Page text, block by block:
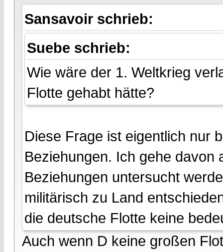
Sansavoir schrieb:
Suebe schrieb:
Wie wäre der 1. Weltkrieg
Flotte gehabt hätte?
Diese Frage ist eigentlich nur
Beziehungen. Ich gehe
Beziehungen untersucht
militärisch zu Land
die deutsche Flotte keine
Auch wenn D keine großen